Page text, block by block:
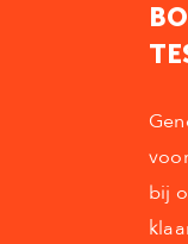
bij